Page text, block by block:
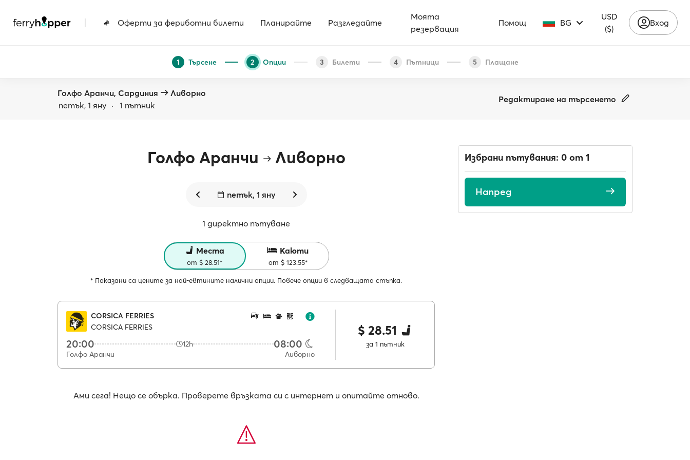
| Оферти за фериботни билети Планирайте Разгледайте
Моята
резервация
Помощ BG
USD
($)
Вход
1 Търсене 2 Опции 3 Билети 4 Пътници 5 Плащане
Голфо Аранчи, Сардиния
Ливорно
петък, 1 яну · 1 пътник
Редактиране на търсенето
Голфо Аранчи Ливорно
петък, 1 яну
1 директно пътуване
Места
от $ 28.51*
Каюти
от $ 123.55*
* Показани са цените за най-евтините налични опции. Повече опции в следващата стъпка.
CORSICA FERRIES
CORSICA FERRIES
20:00 12h 08:00
Голфо Аранчи Ливорно
$ 28.51
за 1 пътник
Ами сега! Нещо се обърка. Проверете връзката си с интернет и опитайте отново.
Избрани пътувания: 0 от 1
Напред